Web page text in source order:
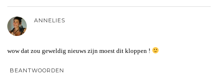
ANNELIES
wow dat zou geweldig nieuws zijn moest dit kloppen !
BEANTWOORDEN